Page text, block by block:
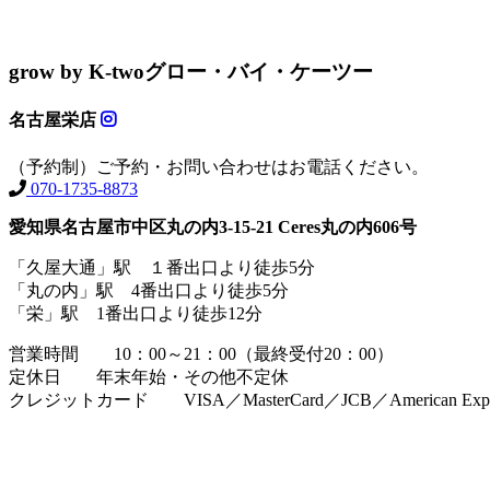
grow by K-twoグロー・バイ・ケーツー
名古屋栄店
（予約制）ご予約・お問い合わせはお電話ください。
070-1735-8873
愛知県名古屋市中区丸の内3-15-21 Ceres丸の内606号
「久屋大通」駅 １番出口より徒歩5分
「丸の内」駅 4番出口より徒歩5分
「栄」駅 1番出口より徒歩12分
営業時間 10：00～21：00（最終受付20：00）
定休日 年末年始・その他不定休
クレジットカード VISA／MasterCard／JCB／American